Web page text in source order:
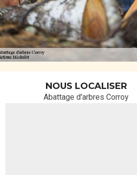
NOUS LOCALISER
Abattage d'arbres Corroy